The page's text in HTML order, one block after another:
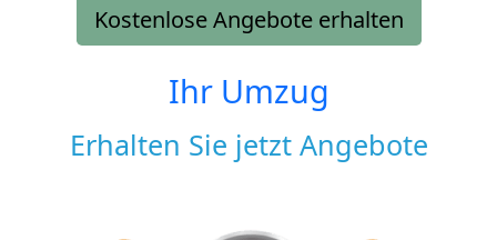
Kostenlose Angebote erhalten
Ihr Umzug
Erhalten Sie jetzt Angebote